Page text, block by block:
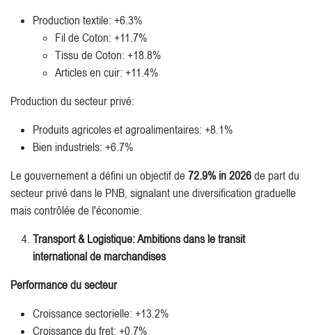
Production textile: +6.3%
Fil de Coton: +11.7%
Tissu de Coton: +18.8%
Articles en cuir: +11.4%
Production du secteur privé:
Produits agricoles et agroalimentaires: +8.1%
Bien industriels: +6.7%
Le gouvernement a défini un objectif de 72.9% in 2026 de part du
secteur privé dans le PNB, signalant une diversification graduelle
mais contrôlée de l'économie.
Transport & Logistique: Ambitions dans le transit
international de marchandises
Performance du secteur
Croissance sectorielle: +13.2%
Croissance du fret: +0.7%